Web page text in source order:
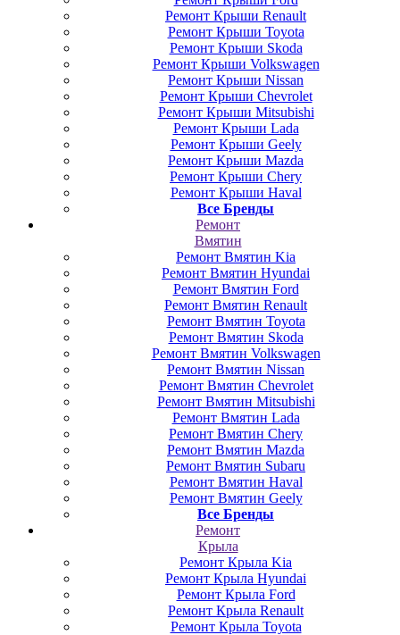
Ремонт Крыши Renault
Ремонт Крыши Toyota
Ремонт Крыши Skoda
Ремонт Крыши Volkswagen
Ремонт Крыши Nissan
Ремонт Крыши Chevrolet
Ремонт Крыши Mitsubishi
Ремонт Крыши Lada
Ремонт Крыши Geely
Ремонт Крыши Mazda
Ремонт Крыши Chery
Ремонт Крыши Haval
Все Бренды
Ремонт
Вмятин
Ремонт Вмятин Kia
Ремонт Вмятин Hyundai
Ремонт Вмятин Ford
Ремонт Вмятин Renault
Ремонт Вмятин Toyota
Ремонт Вмятин Skoda
Ремонт Вмятин Volkswagen
Ремонт Вмятин Nissan
Ремонт Вмятин Chevrolet
Ремонт Вмятин Mitsubishi
Ремонт Вмятин Lada
Ремонт Вмятин Chery
Ремонт Вмятин Mazda
Ремонт Вмятин Subaru
Ремонт Вмятин Haval
Ремонт Вмятин Geely
Все Бренды
Ремонт
Крыла
Ремонт Крыла Kia
Ремонт Крыла Hyundai
Ремонт Крыла Ford
Ремонт Крыла Renault
Ремонт Крыла Toyota